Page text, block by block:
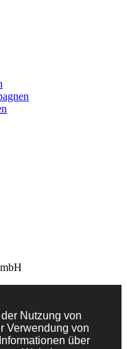
Nutzung von
Verwendung von
über